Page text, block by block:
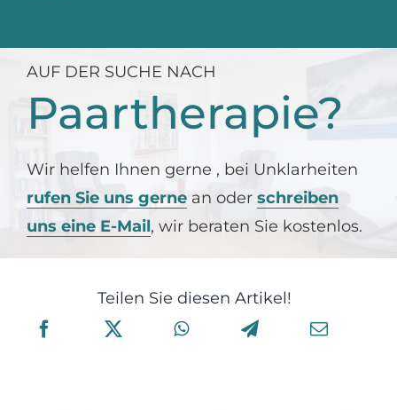
AUF DER SUCHE NACH
Paartherapie?
Wir helfen Ihnen gerne , bei Unklarheiten
rufen Sie uns gernean oder schreiben
uns eine E-Mail, wir beraten Sie kostenlos.
Teilen Sie diesen Artikel!